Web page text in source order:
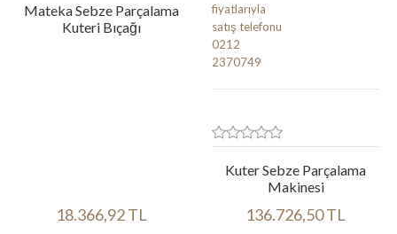
Mateka Sebze Parçalama
Kuteri Bıçağı
18.366,92 TL
Kuter Sebze Parçalama
Makinesi
136.726,50 TL